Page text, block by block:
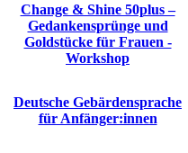
Change & Shine 50plus –
Gedankensprünge und
Goldstücke für Frauen -
Workshop
Deutsche Gebärdensprache
für Anfänger:innen